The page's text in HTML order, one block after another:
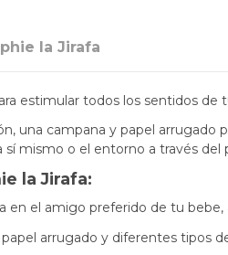
la Jirafa
estimular todos los sentidos
una campana y papel arrugado
sí mismo o el entorno a través del
la Jirafa:
en el amigo preferido de tu
arrugado y diferentes tipos